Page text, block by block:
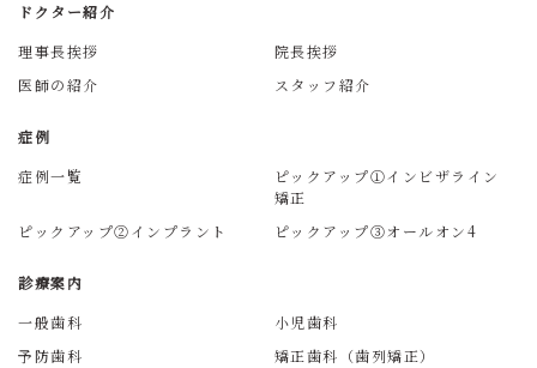
ドクター紹介
理事長挨拶
院長挨拶
医師の紹介
スタッフ紹介
症例
症例一覧
ピックアップ①インビザライン
矯正
ピックアップ②インプラント
ピックアップ③オールオン4
診療案内
一般歯科
小児歯科
予防歯科
矯正歯科（歯列矯正）